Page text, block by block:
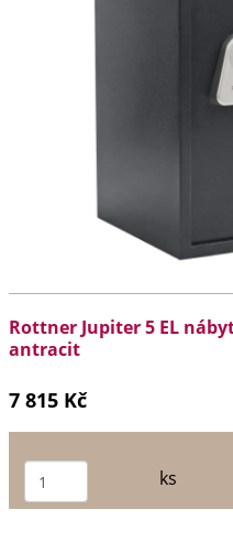
Rottner Jupiter 5 EL
antracit
7 815 Kč
ks